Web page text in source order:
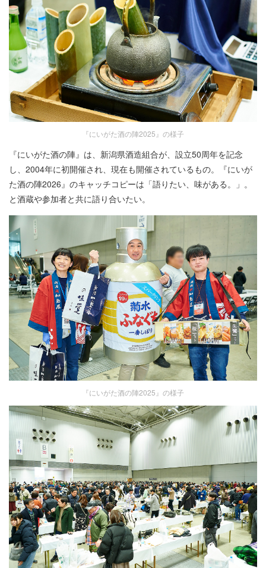
『にいがた酒の陣2025』の様子
『にいがた酒の陣』は、新潟県酒造組合が、設立50周年を記念
し、2004年に初開催され、現在も開催されているもの。『にいが
た酒の陣2026』のキャッチコピーは「語りたい、味がある。」。
と酒蔵や参加者と共に語り合いたい。
『にいがた酒の陣2025』の様子